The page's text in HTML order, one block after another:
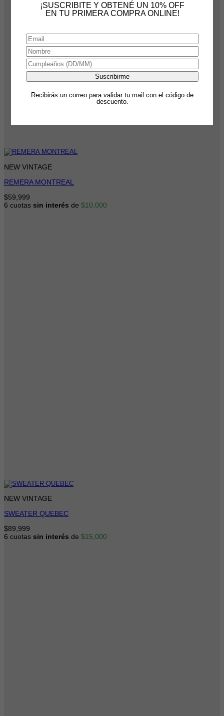
NEW VINTAGE
REMERA MONTREAL
$59,999
6 cuotas sin interés de $10,000
NEW VINTAGE
SWEATER QUEBEC
$89,999
6 cuotas sin interés de $15,000
¡SUSCRIBITE Y OBTENÉ UN 10% OFF
EN TU PRIMERA COMPRA ONLINE!
Recibirás un correo para validar tu mail con el código de
descuento.